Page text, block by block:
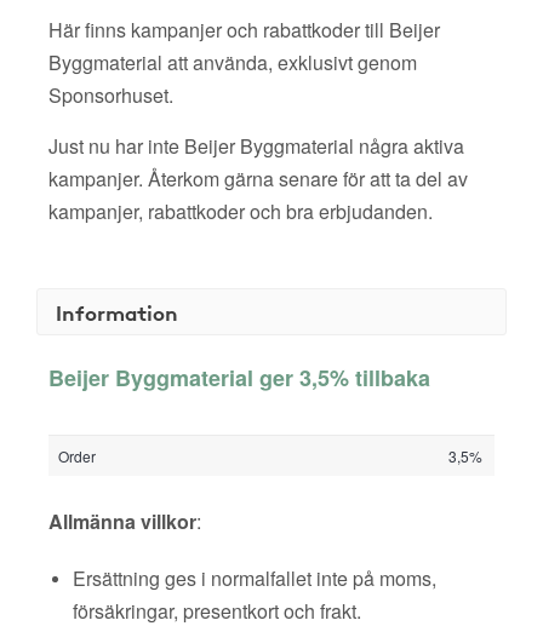
Här finns kampanjer och rabattkoder till Beijer
Byggmaterial att använda, exklusivt genom
Sponsorhuset.
Just nu har inte Beijer Byggmaterial några aktiva
kampanjer. Återkom gärna senare för att ta del av
kampanjer, rabattkoder och bra erbjudanden.
Information
Beijer Byggmaterial ger 3,5% tillbaka
Order 3,5%
Allmänna villkor:
Ersättning ges i normalfallet inte på moms,
försäkringar, presentkort och frakt.